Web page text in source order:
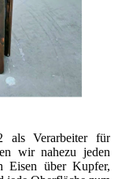
als Verarbeiter für
wir nahezu jeden
Eisen über Kupfer,